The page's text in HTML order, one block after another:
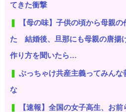
てきた衝撃
【母の味】子供の頃から母親
た 結婚後、旦那にも母親の唐揚
作り方を聞いたら…
ぶっちゃけ共産主義ってみんな
な
【速報】全国の女子高生、お